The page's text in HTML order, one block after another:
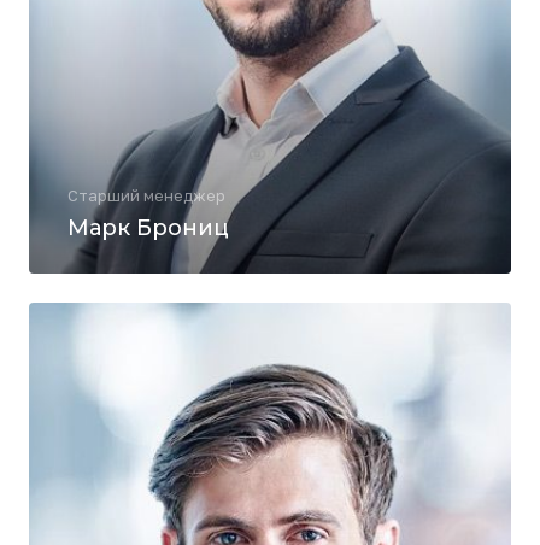
Старший менеджер
Марк Брониц